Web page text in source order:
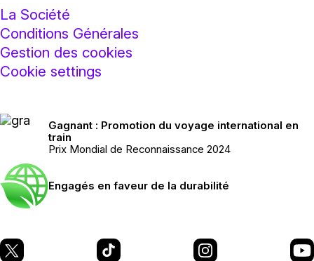
La Société
Conditions Générales
Gestion des cookies
Cookie settings
Gagnant : Promotion du voyage international en
train
Prix Mondial de Reconnaissance 2024
Engagés en faveur de la durabilité